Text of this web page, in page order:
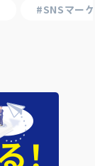
#SNSマー